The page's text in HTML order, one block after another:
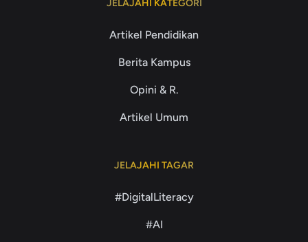
JELAJAHI KATEGORI
Artikel Pendidikan
Berita Kampus
Opini & R.
Artikel Umum
JELAJAHI TAGAR
#DigitalLiteracy
#AI